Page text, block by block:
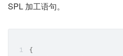
SPL 加工语句。
{